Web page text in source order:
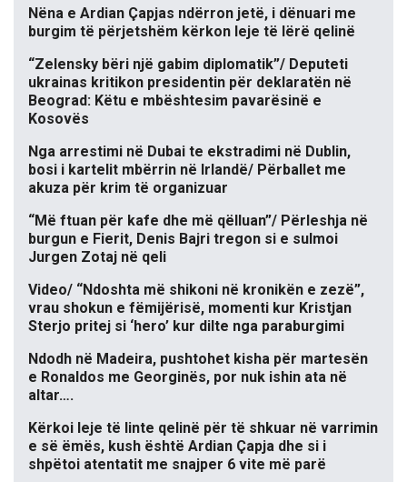
Nëna e Ardian Çapjas ndërron jetë, i dënuari me
burgim të përjetshëm kërkon leje të lërë qelinë
“Zelensky bëri një gabim diplomatik”/ Deputeti
ukrainas kritikon presidentin për deklaratën në
Beograd: Këtu e mbështesim pavarësinë e
Kosovës
Nga arrestimi në Dubai te ekstradimi në Dublin,
bosi i kartelit mbërrin në Irlandë/ Përballet me
akuza për krim të organizuar
“Më ftuan për kafe dhe më qëlluan”/ Përleshja në
burgun e Fierit, Denis Bajri tregon si e sulmoi
Jurgen Zotaj në qeli
Video/ “Ndoshta më shikoni në kronikën e zezë”,
vrau shokun e fëmijërisë, momenti kur Kristjan
Sterjo pritej si ‘hero’ kur dilte nga paraburgimi
Ndodh në Madeira, pushtohet kisha për martesën
e Ronaldos me Georginës, por nuk ishin ata në
altar….
Kërkoi leje të linte qelinë për të shkuar në varrimin
e së ëmës, kush është Ardian Çapja dhe si i
shpëtoi atentatit me snajper 6 vite më parë